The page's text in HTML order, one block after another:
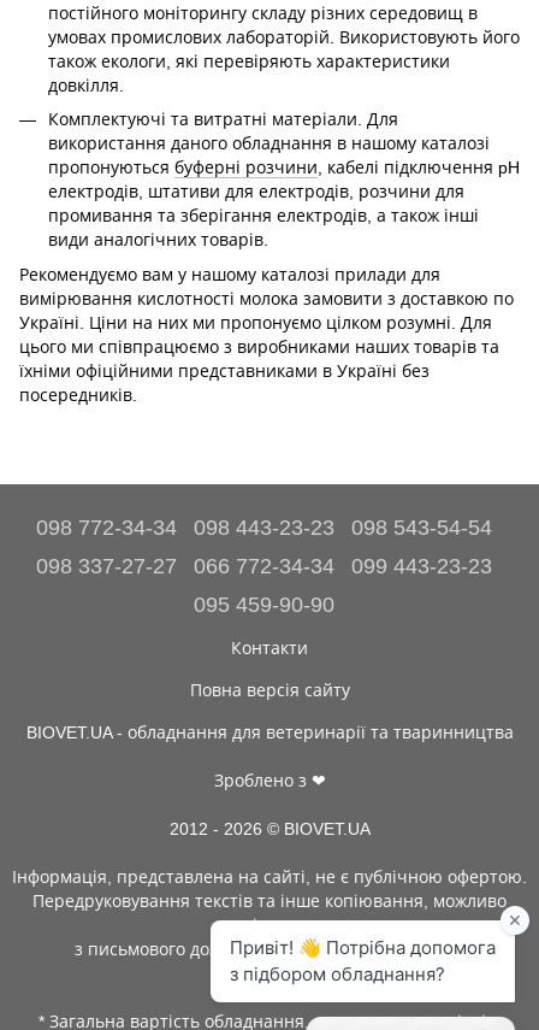
постійного моніторингу складу різних середовищ в
умовах промислових лабораторій. Використовують його
також екологи, які перевіряють характеристики
довкілля.
Комплектуючі та витратні матеріали. Для
використання даного обладнання в нашому каталозі
пропонуються буферні розчини, кабелі підключення pH
електродів, штативи для електродів, розчини для
промивання та зберігання електродів, а також інші
види аналогічних товарів.
Рекомендуємо вам у нашому каталозі прилади для
вимірювання кислотності молока замовити з доставкою по
Україні. Ціни на них ми пропонуємо цілком розумні. Для
цього ми співпрацюємо з виробниками наших товарів та
їхніми офіційними представниками в Україні без
посередників.
098 772-34-34 098 443-23-23
098 543-54-54
098 337-27-27
066 772-34-34
099 443-23-23
095 459-90-90
Контакти
Повна версія сайту
BIOVET.UA - обладнання для ветеринарії та тваринництва
Зроблено з ❤
2012 - 2026 © BIOVET.UA
Інформація, представлена на сайті, не є публічною офертою.
Передруковування текстів та інше копіювання, можливо
тільки
з письмового дозволу адміністрації BIOVET.UA.
* Загальна вартість обладнання, витратних матеріалів,